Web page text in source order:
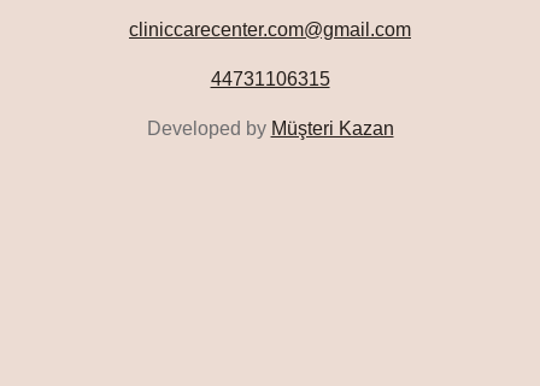
cliniccarecenter.com@gmail.com
44731106315
Developed by Müşteri Kazan